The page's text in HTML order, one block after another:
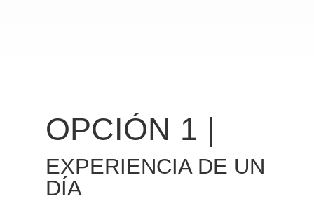
OPCIÓN 1 |
EXPERIENCIA DE UN
DÍA